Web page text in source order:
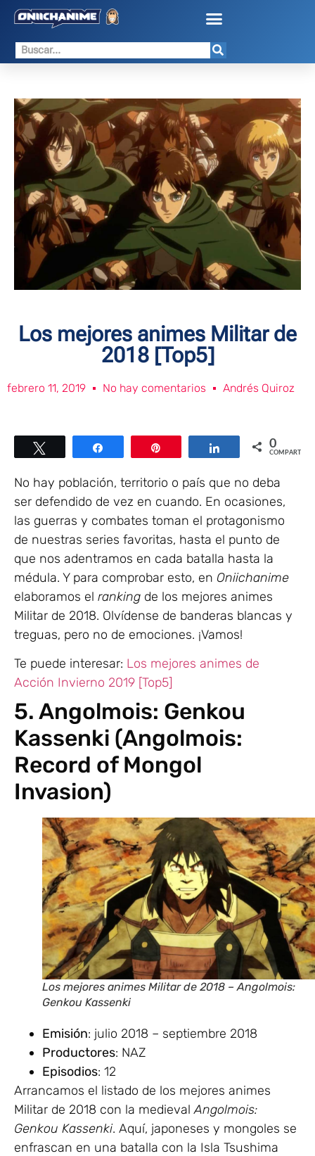
Los mejores animes Militar de
2018 [Top5]
febrero 11, 2019 No hay comentarios Andrés Quiroz
Compartir Compartir0
COMPARTIR
No hay población, territorio o país que no deba
ser defendido de vez en cuando. En ocasiones,
las guerras y combates toman el protagonismo
de nuestras series favoritas, hasta el punto de
que nos adentramos en cada batalla hasta la
médula. Y para comprobar esto, en Oniichanime
elaboramos el ranking de los mejores animes
Militar de 2018. Olvídense de banderas blancas y
treguas, pero no de emociones. ¡Vamos!
Te puede interesar: Los mejores animes de
Acción Invierno 2019 [Top5]
5. Angolmois: Genkou
Kassenki (Angolmois:
Record of Mongol
Invasion)
Los mejores animes Militar de 2018 – Angolmois:
Genkou Kassenki
Emisión: julio 2018 – septiembre 2018
Productores: NAZ
Episodios: 12
Arrancamos el listado de los mejores animes
Militar de 2018 con la medievalAngolmois:
Genkou Kassenki. Aquí, japoneses y mongoles se
enfrascan en una batalla con la Isla Tsushima